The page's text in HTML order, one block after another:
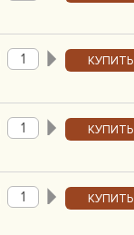
КУПИТЬ
КУПИТЬ
КУПИТЬ